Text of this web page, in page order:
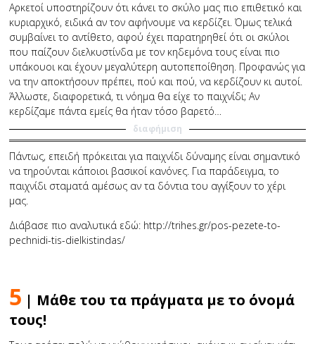
Αρκετοί υποστηρίζουν ότι κάνει το σκύλο μας πιο επιθετικό και
κυριαρχικό, ειδικά αν τον αφήνουμε να κερδίζει. Όμως τελικά
συμβαίνει το αντίθετο, αφού έχει παρατηρηθεί ότι οι σκύλοι
που παίζουν διελκυστίνδα με τον κηδεμόνα τους είναι πιο
υπάκουοι και έχουν μεγαλύτερη αυτοπεποίθηση. Προφανώς για
να την αποκτήσουν πρέπει, πού και πού, να κερδίζουν κι αυτοί.
Άλλωστε, διαφορετικά, τι νόημα θα είχε το παιχνίδι; Αν
κερδίζαμε πάντα εμείς θα ήταν τόσο βαρετό…
διαφήμιση
Πάντως, επειδή πρόκειται για παιχνίδι δύναμης είναι σημαντικό
να τηρούνται κάποιοι βασικοί κανόνες. Για παράδειγμα, το
παιχνίδι σταματά αμέσως αν τα δόντια του αγγίξουν το χέρι
μας.
Διάβασε πιο αναλυτικά εδώ: http://trihes.gr/pos-pezete-to-
pechnidi-tis-dielkistindas/
5 | Μάθε του τα πράγματα με το όνομά
τους!